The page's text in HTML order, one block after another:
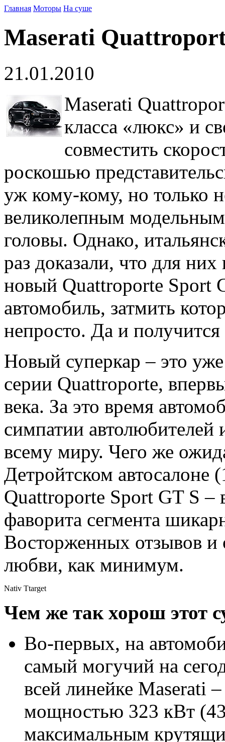
Главная Моторы На суше
Maserati
21.01.2010
Maserati
класса «люкс» и
совместить
роскошью
уж кому-кому, но только
великолепным
головы. Однако,
раз доказали, что для
новый Quattroporte Sport
автомобиль, затмить
непросто. Да и
Новый суперкар – это
серии Quattroporte,
века. За это время
симпатии автолюбителей
всему миру. Чего же
Детройтском автосалоне
Quattroporte Sport GT S
фаворита сегмента
Восторженных отзывов и
любви, как минимум.
Nativ Ttarget
Чем же так хорош этот
Во-первых, на
самый могучий на
всей линейке Maserati
мощностью 323 кВт
максимальным